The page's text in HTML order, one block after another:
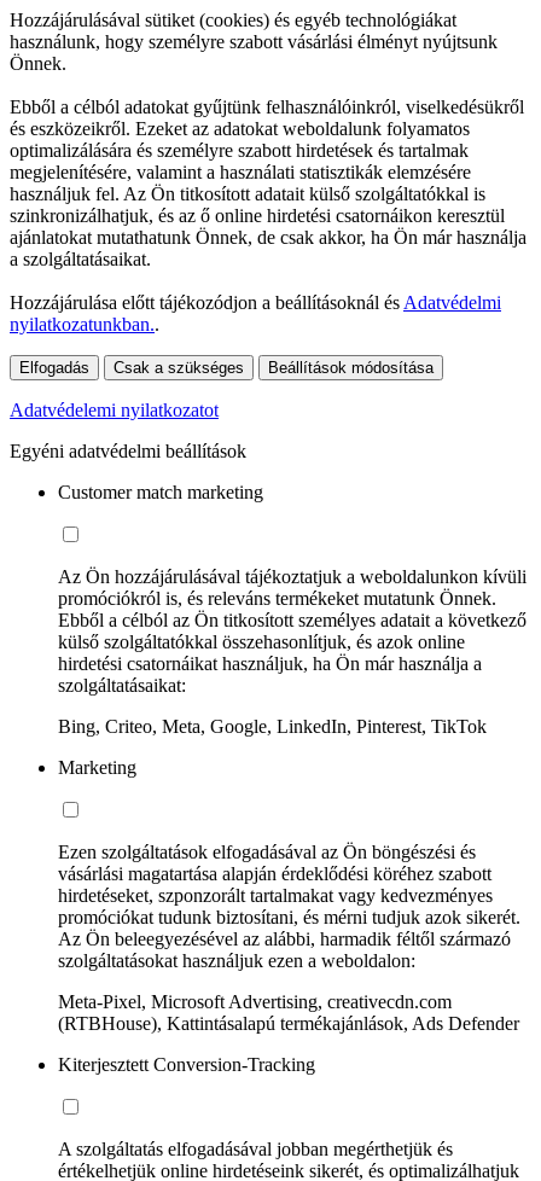
Hozzájárulásával sütiket (cookies) és egyéb technológiákat
használunk, hogy személyre szabott vásárlási élményt nyújtsunk
Önnek.
Ebből a célból adatokat gyűjtünk felhasználóinkról, viselkedésükről
és eszközeikről. Ezeket az adatokat weboldalunk folyamatos
optimalizálására és személyre szabott hirdetések és tartalmak
megjelenítésére, valamint a használati statisztikák elemzésére
használjuk fel. Az Ön titkosított adatait külső szolgáltatókkal is
szinkronizálhatjuk, és az ő online hirdetési csatornáikon keresztül
ajánlatokat mutathatunk Önnek, de csak akkor, ha Ön már használja
a szolgáltatásaikat.
Hozzájárulása előtt tájékozódjon a beállításoknál és Adatvédelmi
nyilatkozatunkban..
Elfogadás Csak a szükséges Beállítások módosítása
Adatvédelemi nyilatkozatot
Egyéni adatvédelmi beállítások
Customer match marketing
Az Ön hozzájárulásával tájékoztatjuk a weboldalunkon kívüli
promóciókról is, és releváns termékeket mutatunk Önnek.
Ebből a célból az Ön titkosított személyes adatait a következő
külső szolgáltatókkal összehasonlítjuk, és azok online
hirdetési csatornáikat használjuk, ha Ön már használja a
szolgáltatásaikat:
Bing, Criteo, Meta, Google, LinkedIn, Pinterest, TikTok
Marketing
Ezen szolgáltatások elfogadásával az Ön böngészési és
vásárlási magatartása alapján érdeklődési köréhez szabott
hirdetéseket, szponzorált tartalmakat vagy kedvezményes
promóciókat tudunk biztosítani, és mérni tudjuk azok sikerét.
Az Ön beleegyezésével az alábbi, harmadik féltől származó
szolgáltatásokat használjuk ezen a weboldalon:
Meta-Pixel, Microsoft Advertising, creativecdn.com
(RTBHouse), Kattintásalapú termékajánlások, Ads Defender
Kiterjesztett Conversion-Tracking
A szolgáltatás elfogadásával jobban megérthetjük és
értékelhetjük online hirdetéseink sikerét, és optimalizálhatjuk